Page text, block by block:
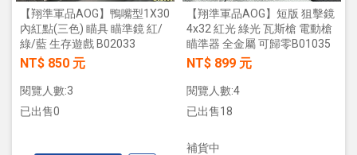
【翔準軍品AOG】鴨嘴型1X30
內紅點(三色) 瞄具 瞄準鏡 紅/
綠/藍 生存遊戲 B02033
NT$ 850 元
閱覽人數:3
已出售0
【翔準軍品AOG】短版 狙擊鏡
4x32 紅光 綠光 瓦斯槍 電動槍
瞄準器 全金屬 可歸零B01035
NT$ 899 元
閱覽人數:4
已出售18
補貨中